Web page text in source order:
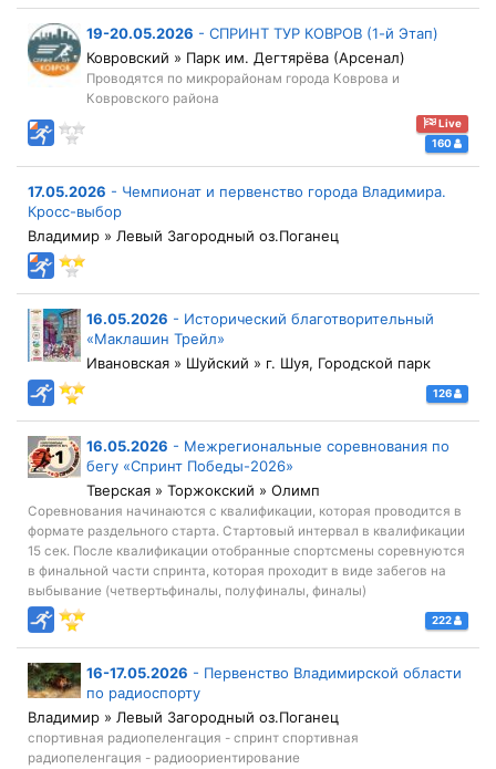
19-20.05.2026 - СПРИНТ ТУР КОВРОВ (1-й Этап)
Ковровский » Парк им. Дегтярёва (Арсенал)
Проводятся по микрорайонам города Коврова и
Ковровского района
Live
160
17.05.2026 - Чемпионат и первенство города Владимира.
Кросс-выбор
Владимир » Левый Загородный оз.Поганец
16.05.2026 - Исторический благотворительный
«Маклашин Трейл»
Ивановская » Шуйский » г. Шуя, Городской парк
126
16.05.2026 - Межрегиональные соревнования по
бегу «Спринт Победы-2026»
Тверская » Торжокский » Олимп
Соревнования начинаются с квалификации, которая проводится в
формате раздельного старта. Стартовый интервал в квалификации
15 сек. После квалификации отобранные спортсмены соревнуются
в финальной части спринта, которая проходит в виде забегов на
выбывание (четвертьфиналы, полуфиналы, финалы)
222
16-17.05.2026 - Первенство Владимирской области
по радиоспорту
Владимир » Левый Загородный оз.Поганец
спортивная радиопеленгация - спринт спортивная
радиопеленгация - радиоориентирование